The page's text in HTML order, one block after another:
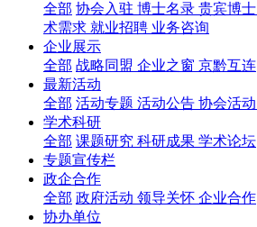
全部 协会入驻 博士名录 贵宾博士
术需求 就业招聘 业务咨询
企业展示
全部 战略同盟 企业之窗 京黔互连
最新活动
全部 活动专题 活动公告 协会活动
学术科研
全部 课题研究 科研成果 学术论坛
专题宣传栏
政企合作
全部 政府活动 领导关怀 企业合作
协办单位